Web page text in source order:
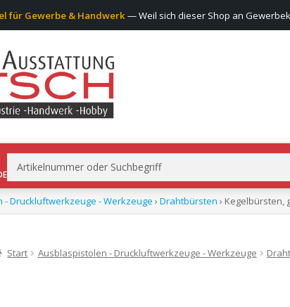
für Gewerbe & Handwerk — Weil sich dieser Shop an
Suchen
nach:
- Druckluftwerkzeuge - Werkzeuge › Drahtbürsten ›
Start Ausblaspistolen - Druckluftwerkzeuge - Werkzeuge